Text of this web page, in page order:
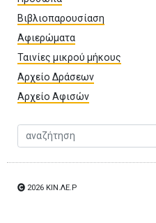
Βιβλιοπαρουσίαση
Αφιερώματα
Ταινίες μικρού μήκους
Αρχείο Δράσεων
Αρχείο Αφισών
Αναζήτηση
2026 ΚΙΝ.ΛΕ.Ρ